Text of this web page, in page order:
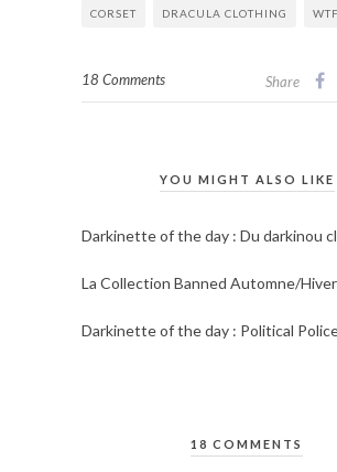
CORSET DRACULA CLOTHING WTF
18 Comments Share
YOU MIGHT ALSO LIKE
Darkinette of the day : Du darkinou
La Collection Banned Automne/
Darkinette of the day : Political
18 COMMENTS